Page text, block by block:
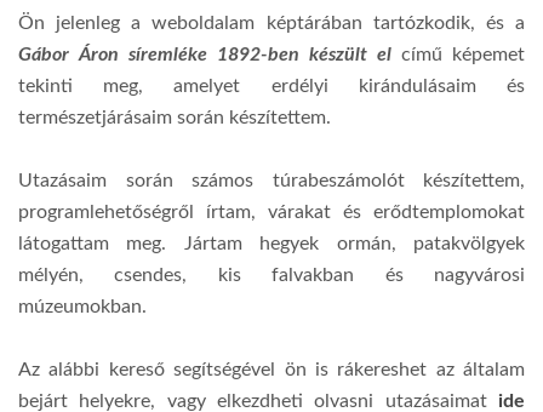
Ön jelenleg a weboldalam képtárában tartózkodik, és a
Gábor Áron síremléke 1892-ben készült el című képemet
tekinti meg, amelyet erdélyi kirándulásaim és
természetjárásaim során készítettem.
Utazásaim során számos túrabeszámolót készítettem,
programlehetőségről írtam, várakat és erődtemplomokat
látogattam meg. Jártam hegyek ormán, patakvölgyek
mélyén, csendes, kis falvakban és nagyvárosi
múzeumokban.
Az alábbi kereső segítségével ön is rákereshet az általam
bejárt helyekre, vagy elkezdheti olvasni utazásaimat ide